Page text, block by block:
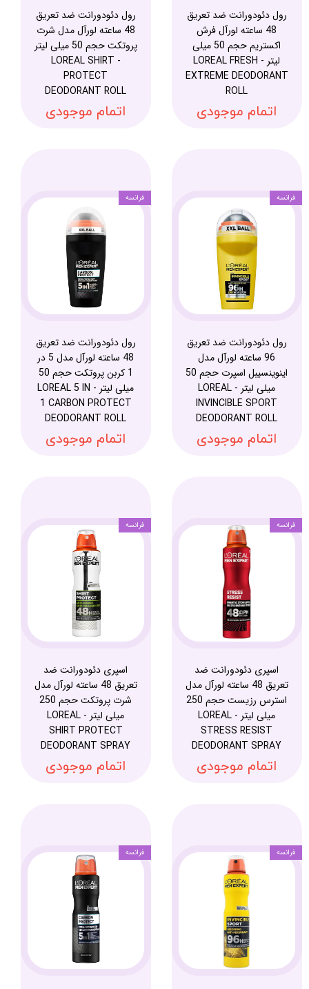
رول دئودورانت ضد تعریق
48 ساعته لورآل فرش
اکستریم حجم 50 میلی
لیتر - LOREAL FRESH
EXTREME DEODORANT
ROLL
اتمام موجودی
رول دئودورانت ضد تعریق
48 ساعته لورآل مدل شرت
پروتکت حجم 50 میلی لیتر
- LOREAL SHIRT
PROTECT
DEODORANT ROLL
اتمام موجودی
رول دئودورانت ضد تعریق
96 ساعته لورآل مدل
اینوینسیبل اسپرت حجم 50
میلی لیتر - LOREAL
INVINCIBLE SPORT
DEODORANT ROLL
اتمام موجودی
فرانسه
رول دئودورانت ضد تعریق
48 ساعته لورآل مدل 5 در
1 کربن پروتکت حجم 50
میلی لیتر - LOREAL 5 IN
1 CARBON PROTECT
DEODORANT ROLL
اتمام موجودی
فرانسه
اسپری دئودورانت ضد
تعریق 48 ساعته لورآل مدل
استرس رزیست حجم 250
میلی لیتر - LOREAL
STRESS RESIST
DEODORANT SPRAY
اتمام موجودی
فرانسه
اسپری دئودورانت ضد
تعریق 48 ساعته لورآل مدل
شرت پروتکت حجم 250
میلی لیتر - LOREAL
SHIRT PROTECT
DEODORANT SPRAY
اتمام موجودی
فرانسه
فرانسه فرانسه